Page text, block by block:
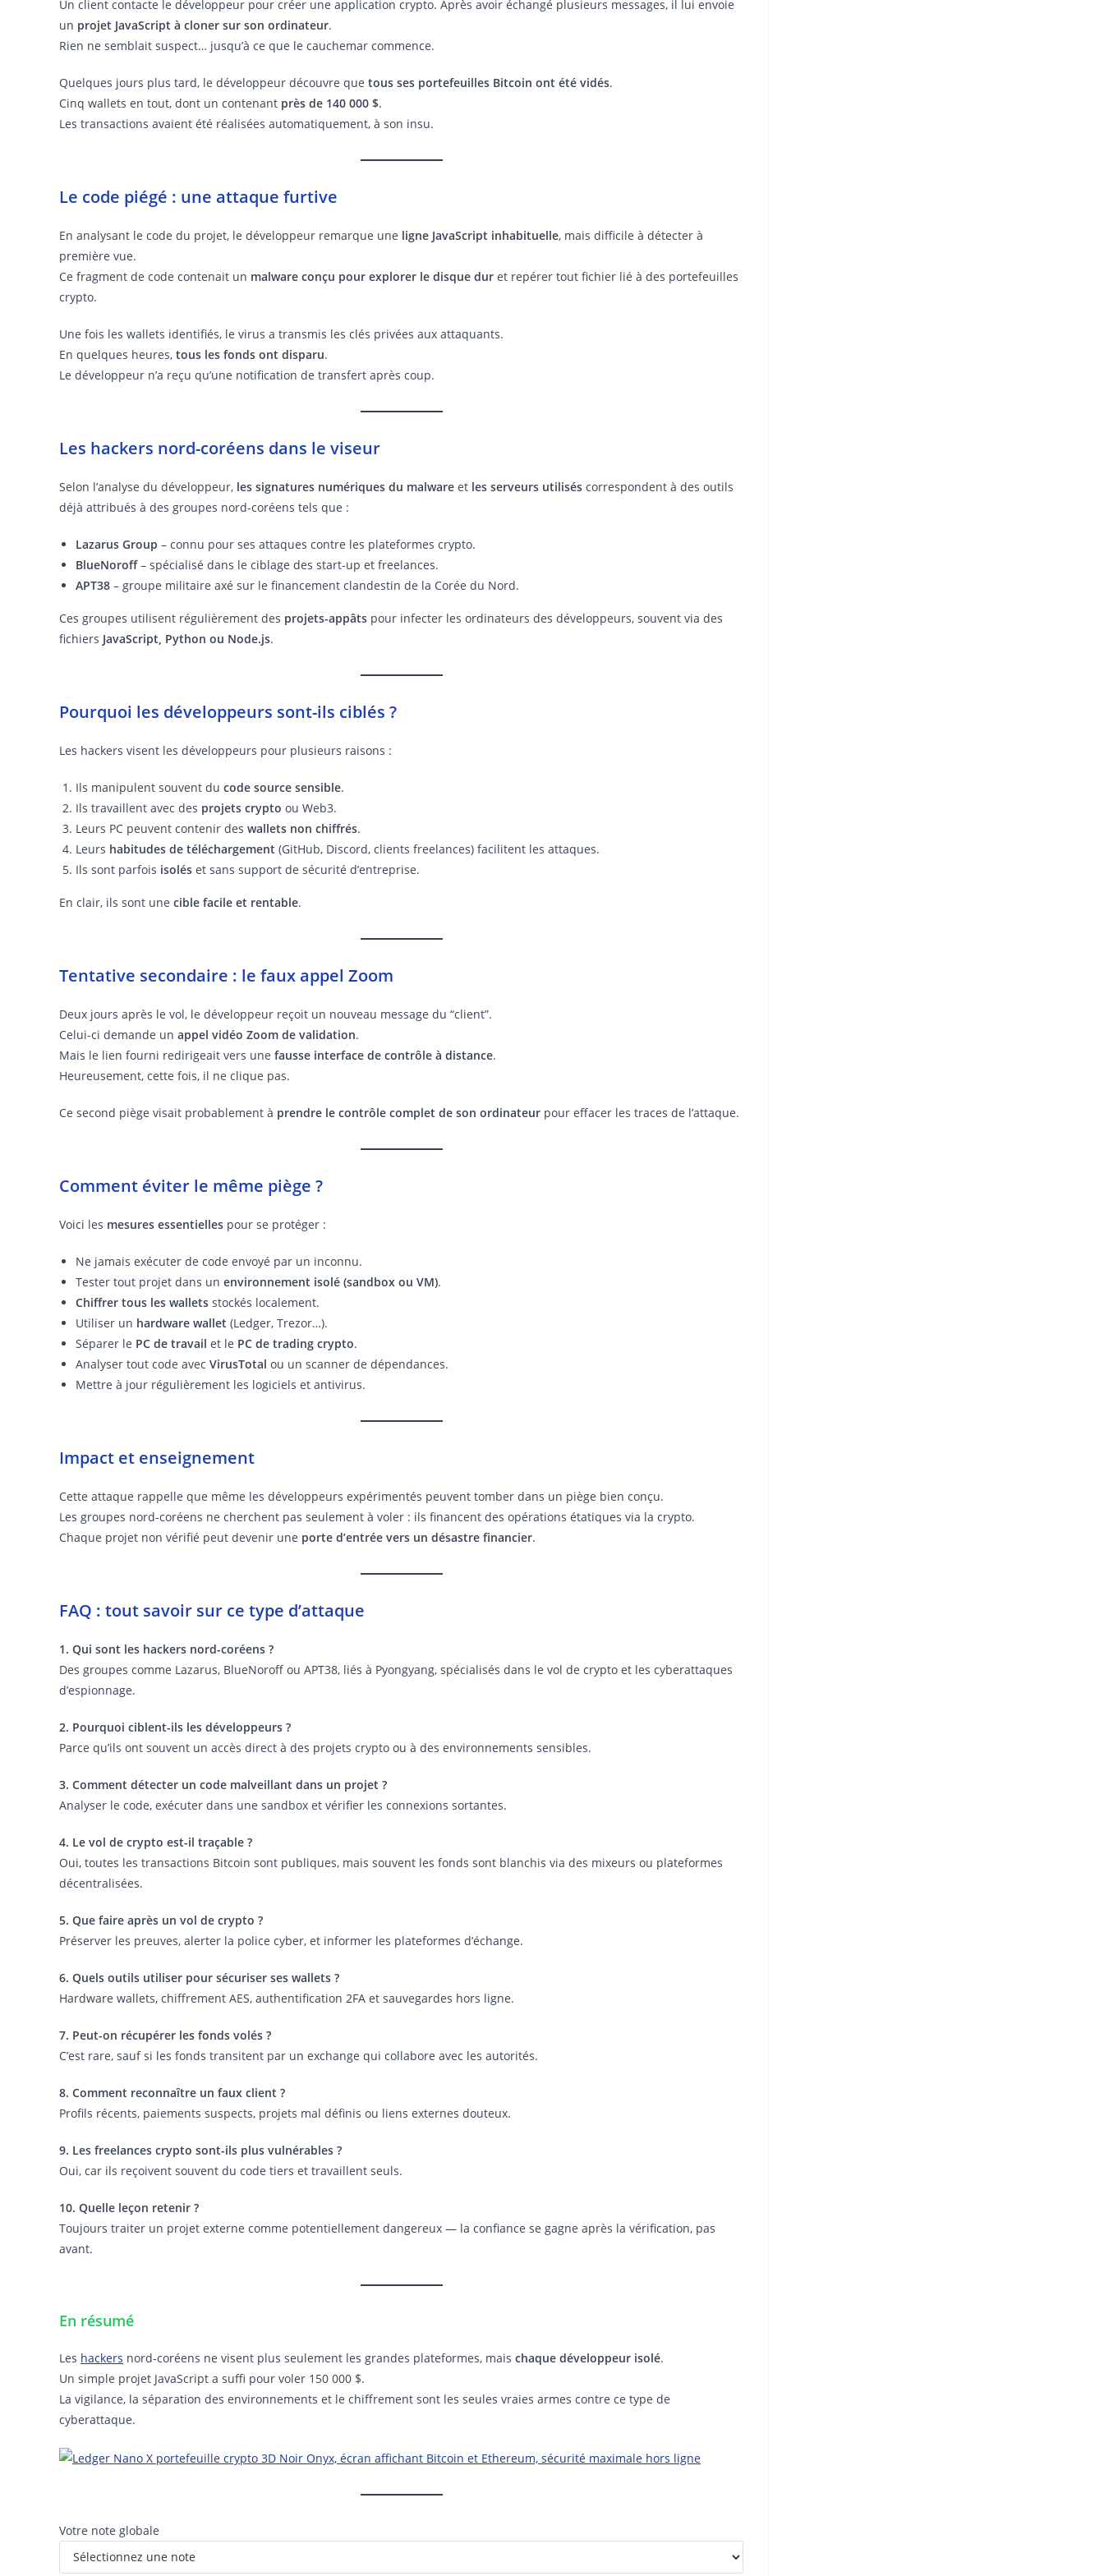
Un client contacte le développeur pour créer une application crypto. Après avoir échangé plusieurs messages, il lui envoie
un projet JavaScript à cloner sur son ordinateur.
Rien ne semblait suspect… jusqu’à ce que le cauchemar commence.
Quelques jours plus tard, le développeur découvre que tous ses portefeuilles Bitcoin ont été vidés.
Cinq wallets en tout, dont un contenant près de 140 000 $.
Les transactions avaient été réalisées automatiquement, à son insu.
Le code piégé : une attaque furtive
En analysant le code du projet, le développeur remarque une ligne JavaScript inhabituelle, mais difficile à détecter à
première vue.
Ce fragment de code contenait un malware conçu pour explorer le disque dur et repérer tout fichier lié à des portefeuilles
crypto.
Une fois les wallets identifiés, le virus a transmis les clés privées aux attaquants.
En quelques heures, tous les fonds ont disparu.
Le développeur n’a reçu qu’une notification de transfert après coup.
Les hackers nord-coréens dans le viseur
Selon l’analyse du développeur, les signatures numériques du malware et les serveurs utilisés correspondent à des outils
déjà attribués à des groupes nord-coréens tels que :
Lazarus Group – connu pour ses attaques contre les plateformes crypto.
BlueNoroff– spécialisé dans le ciblage des start-up et freelances.
APT38 – groupe militaire axé sur le financement clandestin de la Corée du Nord.
Ces groupes utilisent régulièrement des projets-appâts pour infecter les ordinateurs des développeurs, souvent via des
fichiers JavaScript, Python ou Node.js.
Pourquoi les développeurs sont-ils ciblés ?
Les hackers visent les développeurs pour plusieurs raisons :
Ils manipulent souvent du code source sensible.
Ils travaillent avec des projets crypto ou Web3.
Leurs PC peuvent contenir des wallets non chiffrés.
Leurs habitudes de téléchargement (GitHub, Discord, clients freelances) facilitent les attaques.
Ils sont parfois isolés et sans support de sécurité d’entreprise.
En clair, ils sont une cible facile et rentable.
Tentative secondaire : le faux appel Zoom
Deux jours après le vol, le développeur reçoit un nouveau message du “client”.
Celui-ci demande un appel vidéo Zoom de validation.
Mais le lien fourni redirigeait vers une fausse interface de contrôle à distance.
Heureusement, cette fois, il ne clique pas.
Ce second piège visait probablement à prendre le contrôle complet de son ordinateur pour effacer les traces de l’attaque.
Comment éviter le même piège ?
Voici les mesures essentielles pour se protéger :
Ne jamais exécuter de code envoyé par un inconnu.
Tester tout projet dans un environnement isolé (sandbox ou VM).
Chiffrer tous les wallets stockés localement.
Utiliser un hardware wallet (Ledger, Trezor…).
Séparer le PC de travail et le PC de trading crypto.
Analyser tout code avec VirusTotal ou un scanner de dépendances.
Mettre à jour régulièrement les logiciels et antivirus.
Impact et enseignement
Cette attaque rappelle que même les développeurs expérimentés peuvent tomber dans un piège bien conçu.
Les groupes nord-coréens ne cherchent pas seulement à voler : ils financent des opérations étatiques via la crypto.
Chaque projet non vérifié peut devenir une porte d’entrée vers un désastre financier.
FAQ : tout savoir sur ce type d’attaque
1. Qui sont les hackers nord-coréens ?
Des groupes comme Lazarus, BlueNoroff ou APT38, liés à Pyongyang, spécialisés dans le vol de crypto et les cyberattaques
d’espionnage.
2. Pourquoi ciblent-ils les développeurs ?
Parce qu’ils ont souvent un accès direct à des projets crypto ou à des environnements sensibles.
3. Comment détecter un code malveillant dans un projet ?
Analyser le code, exécuter dans une sandbox et vérifier les connexions sortantes.
4. Le vol de crypto est-il traçable ?
Oui, toutes les transactions Bitcoin sont publiques, mais souvent les fonds sont blanchis via des mixeurs ou plateformes
décentralisées.
5. Que faire après un vol de crypto ?
Préserver les preuves, alerter la police cyber, et informer les plateformes d’échange.
6. Quels outils utiliser pour sécuriser ses wallets ?
Hardware wallets, chiffrement AES, authentification 2FA et sauvegardes hors ligne.
7. Peut-on récupérer les fonds volés ?
C’est rare, sauf si les fonds transitent par un exchange qui collabore avec les autorités.
8. Comment reconnaître un faux client ?
Profils récents, paiements suspects, projets mal définis ou liens externes douteux.
9. Les freelances crypto sont-ils plus vulnérables ?
Oui, car ils reçoivent souvent du code tiers et travaillent seuls.
10. Quelle leçon retenir ?
Toujours traiter un projet externe comme potentiellement dangereux — la confiance se gagne après la vérification, pas
avant.
En résumé
Les hackers nord-coréens ne visent plus seulement les grandes plateformes, mais chaque développeur isolé.
Un simple projet JavaScript a suffi pour voler 150 000 $.
La vigilance, la séparation des environnements et le chiffrement sont les seules vraies armes contre ce type de
cyberattaque.
Votre note globale